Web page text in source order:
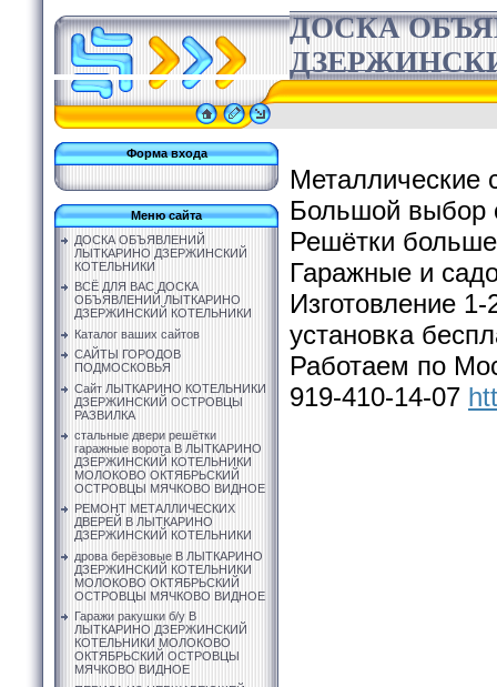
ДОСКА
Форма входа
Меню сайта
ДОСКА ОБЪЯВЛЕНИЙ
ЛЫТКАРИНО ДЗЕРЖИНСКИЙ
КОТЕЛЬНИКИ
ВСЁ ДЛЯ ВАС ДОСКА
ОБЪЯВЛЕНИЙ ЛЫТКАРИНО
ДЗЕРЖИНСКИЙ КОТЕЛЬНИКИ
Каталог ваших сайтов
САЙТЫ ГОРОДОВ
ПОДМОСКОВЬЯ
Сайт ЛЫТКАРИНО КОТЕЛЬНИКИ
ДЗЕРЖИНСКИЙ ОСТРОВЦЫ
РАЗВИЛКА
стальные двери решётки
гаражные ворота В ЛЫТКАРИНО
ДЗЕРЖИНСКИЙ КОТЕЛЬНИКИ
МОЛОКОВО ОКТЯБРЬСКИЙ
ОСТРОВЦЫ МЯЧКОВО ВИДНОЕ
РЕМОНТ МЕТАЛЛИЧЕСКИХ
ДВЕРЕЙ В ЛЫТКАРИНО
ДЗЕРЖИНСКИЙ КОТЕЛЬНИКИ
дрова берёзовые В ЛЫТКАРИНО
ДЗЕРЖИНСКИЙ КОТЕЛЬНИКИ
МОЛОКОВО ОКТЯБРЬСКИЙ
ОСТРОВЦЫ МЯЧКОВО ВИДНОЕ
Гаражи ракушки б/у В
ЛЫТКАРИНО ДЗЕРЖИНСКИЙ
КОТЕЛЬНИКИ МОЛОКОВО
ОКТЯБРЬСКИЙ ОСТРОВЦЫ
МЯЧКОВО ВИДНОЕ
Металлические
Большой выбор
Решётки
Гаражные и
Изготовление
установка
Работаем по
919-410-14-07